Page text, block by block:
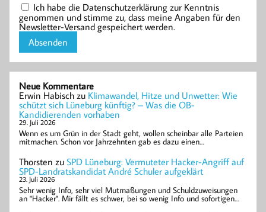
Ich habe die Datenschutzerklärung zur Kenntnis
genommen und stimme zu, dass meine Angaben für den
Newsletter-Versand gespeichert werden.
Neue Kommentare
Erwin Habisch zu Klimawandel, Hitze und Unwetter: Wie
schützt sich Lüneburg künftig? – Was die OB-
Kandidierenden vorhaben
29. Juli 2026
Wenn es um Grün in der Stadt geht, wollen scheinbar alle Parteien
mitmachen. Schon vor Jahrzehnten gab es dazu einen…
Thorsten zu SPD Lüneburg: Vermuteter Hacker-Angriff auf
SPD-Landratskandidat André Schuler aufgeklärt
23. Juli 2026
Sehr wenig Info, sehr viel Mutmaßungen und Schuldzuweisungen
an "Hacker". Mir fällt es schwer, bei so wenig Info und sofortigen…